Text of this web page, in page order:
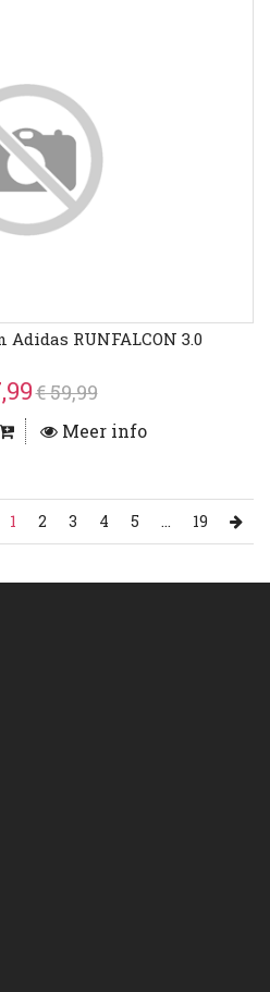
RUNFALCON 3.0
€ 59,99
Meer info
1 2 3 4 5 ... 19